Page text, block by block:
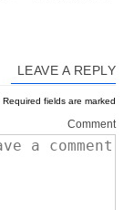
LEAVE A REPLY
Required fields are marked
Comment